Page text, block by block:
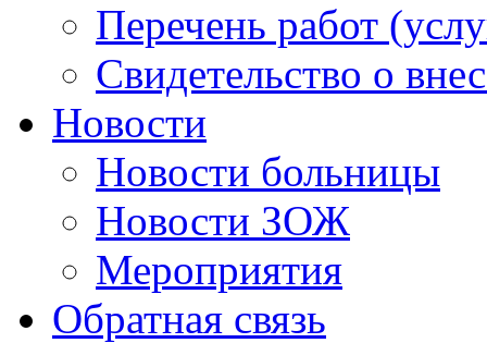
Перечень работ
Свидетельство о
Новости
Новости больницы
Новости ЗОЖ
Мероприятия
Обратная связь